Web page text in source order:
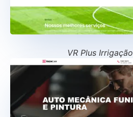
VR Plus Irrigação